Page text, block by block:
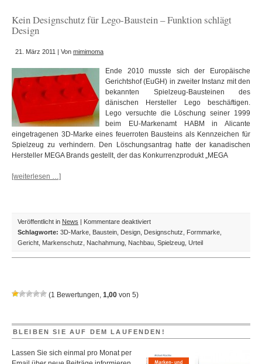
ist
Nachahmung
geschützt
Kein Designschutz für Lego-Baustein – Funktion schlägt
Design
21. März 2011 | Von mimimoma
Ende 2010 musste sich der Europäische
Gerichtshof (EuGH) in zweiter Instanz mit den
bekannten Spielzeug-Bausteinen des
dänischen Hersteller Lego beschäftigen.
Lego versuchte die Löschung seiner 1999
beim EU-Markenamt HABM in Alicante
eingetragenen 3D-Marke eines feuerroten Bausteins als Kennzeichen für
Spielzeug zu verhindern. Den Löschungsantrag hatte der kanadischen
Hersteller MEGA Brands gestellt, der das Konkurrenzprodukt „MEGA
[weiterlesen …]
Veröffentlicht in News | Kommentare deaktiviertfür
Kein
Designschutz
Schlagworte: 3D-Marke Baustein Design Designschutz Formmarke
Gericht Markenschutz Nachahmung Nachbau Spielzeug Urteil
(1 Bewertungen, 1,00 von 5)
BLEIBEN SIE AUF DEM LAUFENDEN!
Lassen Sie sich einmal pro Monat per